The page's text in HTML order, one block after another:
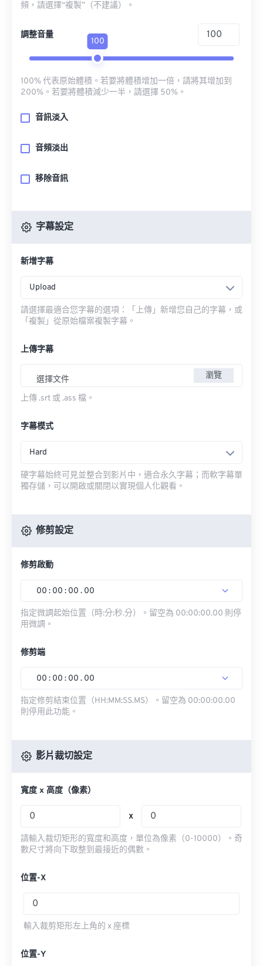
頻，請選擇“複製”（不建議）。
調整音量
100
100% 代表原始體積。若要將體積增加一倍，請將其增加到
200%。若要將體積減少一半，請選擇 50%。
音訊淡入
音頻淡出
移除音訊
字幕設定
新增字幕
Upload
請選擇最適合您字幕的選項：「上傳」新增您自己的字幕，或
「複製」從原始檔案複製字幕。
上傳字幕
選擇文件 瀏覽
上傳 .srt 或 .ass 檔。
字幕模式
Hard
硬字幕始終可見並整合到影片中，適合永久字幕；而軟字幕單
獨存儲，可以開啟或關閉以實現個人化觀看。
修剪設定
修剪啟動
00 : 00 : 00 . 00
指定微調起始位置（時:分:秒.分）。留空為 00:00:00.00 則停
用微調。
修剪端
00 : 00 : 00 . 00
指定修剪結束位置（HH:MM:SS.MS）。留空為 00:00:00.00
則停用此功能。
影片裁切設定
寬度 x 高度（像素）
x
請輸入裁切矩形的寬度和高度，單位為像素（0-10000）。奇
數尺寸將向下取整到最接近的偶數。
位置-X
輸入裁剪矩形左上角的 x 座標
位置-Y